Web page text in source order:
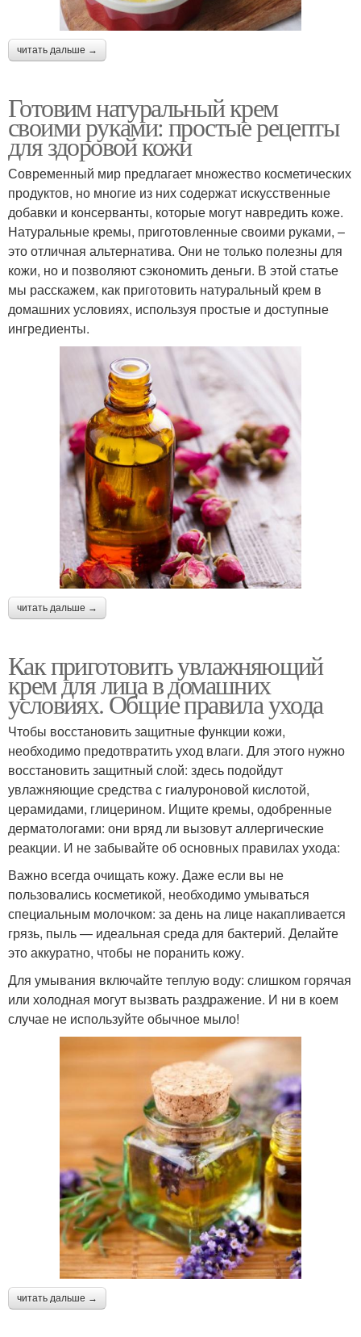
читать дальше →
Готовим натуральный крем
своими руками: простые рецепты
для здоровой кожи
Современный мир предлагает множество косметических
продуктов, но многие из них содержат искусственные
добавки и консерванты, которые могут навредить коже.
Натуральные кремы, приготовленные своими руками, –
это отличная альтернатива. Они не только полезны для
кожи, но и позволяют сэкономить деньги. В этой статье
мы расскажем, как приготовить натуральный крем в
домашних условиях, используя простые и доступные
ингредиенты.
читать дальше →
Как приготовить увлажняющий
крем для лица в домашних
условиях. Общие правила ухода
Чтобы восстановить защитные функции кожи,
необходимо предотвратить уход влаги. Для этого нужно
восстановить защитный слой: здесь подойдут
увлажняющие средства с гиалуроновой кислотой,
церамидами, глицерином. Ищите кремы, одобренные
дерматологами: они вряд ли вызовут аллергические
реакции. И не забывайте об основных правилах ухода:
Важно всегда очищать кожу. Даже если вы не
пользовались косметикой, необходимо умываться
специальным молочком: за день на лице накапливается
грязь, пыль — идеальная среда для бактерий. Делайте
это аккуратно, чтобы не поранить кожу.
Для умывания включайте теплую воду: слишком горячая
или холодная могут вызвать раздражение. И ни в коем
случае не используйте обычное мыло!
читать дальше →